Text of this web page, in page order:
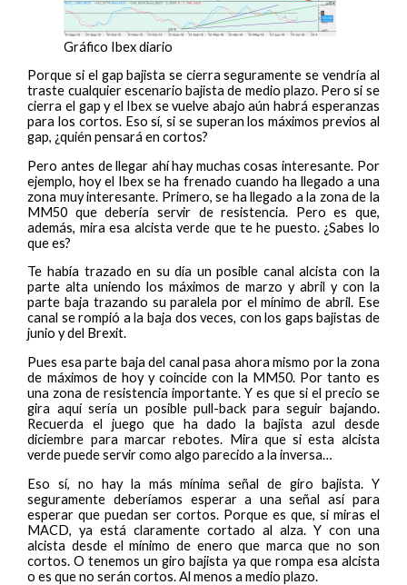
Gráfico Ibex diario
Porque si el gap bajista se cierra seguramente se vendría al
traste cualquier escenario bajista de medio plazo. Pero si se
cierra el gap y el Ibex se vuelve abajo aún habrá esperanzas
para los cortos. Eso sí, si se superan los máximos previos al
gap, ¿quién pensará en cortos?
Pero antes de llegar ahí hay muchas cosas interesante. Por
ejemplo, hoy el Ibex se ha frenado cuando ha llegado a una
zona muy interesante. Primero, se ha llegado a la zona de la
MM50 que debería servir de resistencia. Pero es que,
además, mira esa alcista verde que te he puesto. ¿Sabes lo
que es?
Te había trazado en su día un posible canal alcista con la
parte alta uniendo los máximos de marzo y abril y con la
parte baja trazando su paralela por el mínimo de abril. Ese
canal se rompió a la baja dos veces, con los gaps bajistas de
junio y del Brexit.
Pues esa parte baja del canal pasa ahora mismo por la zona
de máximos de hoy y coincide con la MM50. Por tanto es
una zona de resistencia importante. Y es que si el precio se
gira aquí sería un posible pull-back para seguir bajando.
Recuerda el juego que ha dado la bajista azul desde
diciembre para marcar rebotes. Mira que si esta alcista
verde puede servir como algo parecido a la inversa…
Eso sí, no hay la más mínima señal de giro bajista. Y
seguramente deberíamos esperar a una señal así para
esperar que puedan ser cortos. Porque es que, si miras el
MACD, ya está claramente cortado al alza. Y con una
alcista desde el mínimo de enero que marca que no son
cortos. O tenemos un giro bajista ya que rompa esa alcista
o es que no serán cortos. Al menos a medio plazo.